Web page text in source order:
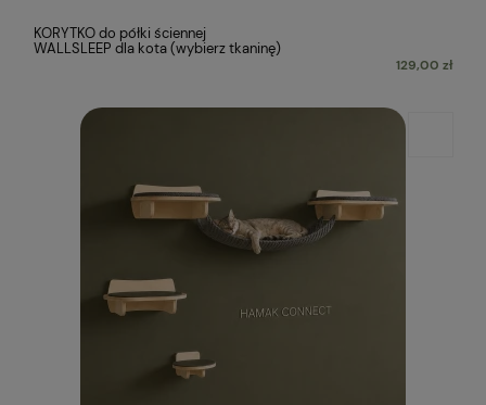
KORYTKO do półki ściennej
WALLSLEEP dla kota (wybierz tkaninę)
129,00 zł